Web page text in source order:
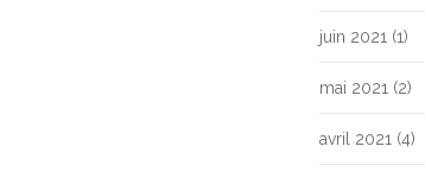
juin 2021 (1)
mai 2021 (2)
avril 2021 (4)